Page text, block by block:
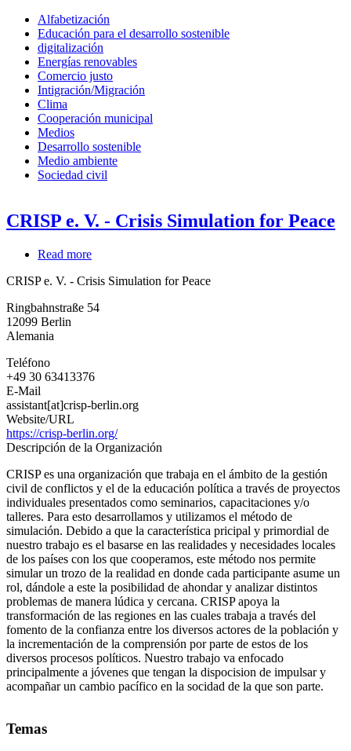
Alfabetización
Educación para el desarrollo sostenible
digitalización
Energías renovables
Comercio justo
Intigración/Migración
Clima
Cooperación municipal
Medios
Desarrollo sostenible
Medio ambiente
Sociedad civil
CRISP e. V. - Crisis Simulation for Peace
Read more
e.
-
CRISP e. V. - Crisis Simulation for Peace
Ringbahnstraße 54
12099 Berlin
Alemania
Teléfono
+49 30 63413376
E-Mail
assistant[at]crisp-berlin.org
Website/URL
https://crisp-berlin.org/
Descripción de la Organización
CRISP es una organización que trabaja en el ámbito de la gestión
civil de conflictos y el de la educación política a través de proyectos
individuales presentados como seminarios, capacitaciones y/o
talleres. Para esto desarrollamos y utilizamos el método de
simulación. Debido a que la característica pricipal y primordial de
nuestro trabajo es el basarse en las realidades y necesidades locales
de los países con los que cooperamos, este método nos permite
simular un trozo de la realidad en donde cada participante asume un
rol, dándole a este la posibilidad de ahondar y analizar distintos
problemas de manera lúdica y cercana. CRISP apoya la
transformación de las regiones en las cuales trabaja a través del
fomento de la confianza entre los diversos actores de la población y
la incrementación de la comprensión por parte de estos de los
diversos procesos políticos. Nuestro trabajo va enfocado
principalmente a jóvenes que tengan la dispocision de impulsar y
acompañar un cambio pacífico en la socidad de la que son parte.
Temas